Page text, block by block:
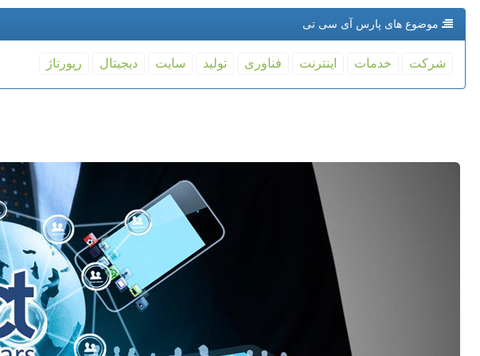
موضوع های پارس آی سی تی
شركت خدمات اینترنت فناوری تولید سایت دیجیتال رپورتاژ